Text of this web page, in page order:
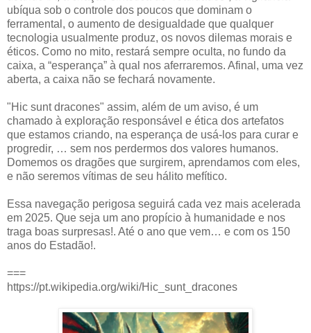
ubíqua sob o controle dos poucos que dominam o
ferramental, o aumento de desigualdade que qualquer
tecnologia usualmente produz, os novos dilemas morais e
éticos. Como no mito, restará sempre oculta, no fundo da
caixa, a “esperança” à qual nos aferraremos. Afinal, uma vez
aberta, a caixa não se fechará novamente.
"Hic sunt dracones" assim, além de um aviso, é um
chamado à exploração responsável e ética dos artefatos
que estamos criando, na esperança de usá-los para curar e
progredir, … sem nos perdermos dos valores humanos.
Domemos os dragões que surgirem, aprendamos com eles,
e não seremos vítimas de seu hálito mefítico.
Essa navegação perigosa seguirá cada vez mais acelerada
em 2025. Que seja um ano propício à humanidade e nos
traga boas surpresas!. Até o ano que vem… e com os 150
anos do Estadão!.
===
https://pt.wikipedia.org/wiki/Hic_sunt_dracones